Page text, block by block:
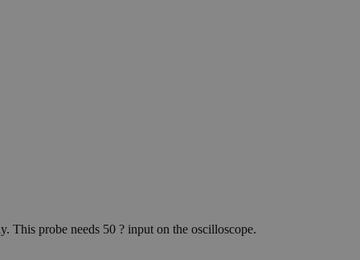
This probe needs 50 ? input on the oscilloscope.